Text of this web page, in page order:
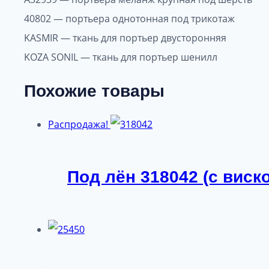
40802 — портьера однотонная под трикотаж
KASMIR — ткань для портьер двусторонняя
KOZA SONIL — ткань для портьер шенилл
Похожие товары
Распродажа!
Под лён 318042 (с